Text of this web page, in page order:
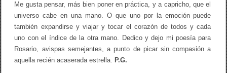
Me gusta pensar, más bien poner en práctica, y a capricho, que el
universo cabe en una mano. O que uno por la emoción puede
también expandirse y viajar y tocar el corazón de todos y cada
uno con el índice de la otra mano. Dedico y dejo mi poesía para
Rosario, avispas semejantes, a punto de picar sin compasión a
aquella recién acaserada estrella. P.G.